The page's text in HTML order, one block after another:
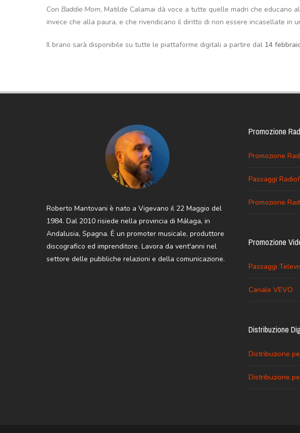
Con Baddie Mom, Matilde Calamai dà voce a tutte quelle madri che educano
invece che alla paura, e che rivendicano il diritto di non essere incasellate in
Il brano sarà disponibile su tutte le piattaforme digitali a partire dal 14
Roberto Mantovani è nato a Vigevano il 22 Maggio del
1984. Dal 2010 risiede nella provincia di Málaga, in
Andalusia, Spagna. È un promoter musicale, produttore
discografico ed imprenditore. Lavora da vent'anni nel
settore delle pubbliche relazioni e della comunicazione.
Promozione
Promozione
Passaggi
Promozione
Promozione
Passaggi
Canale VEVO
Distribuzione
Distribuzione
Distribuzione